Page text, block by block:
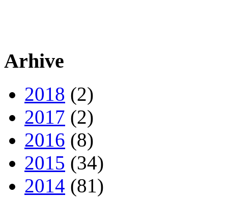
Arhive
2018 (2)
2017 (2)
2016 (8)
2015 (34)
2014 (81)